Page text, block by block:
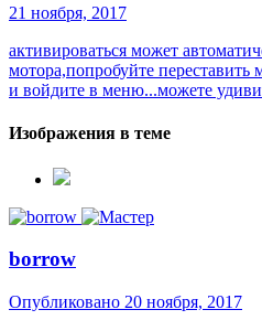
21 ноября, 2017
активироваться может
мотора,попробуйте
и войдите в меню...можете
Изображения в теме
borrow
Опубликовано 20 ноября, 2017